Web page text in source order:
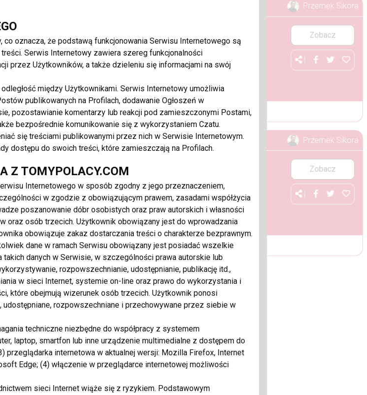
co oznacza, że podstawą funkcjonowania Serwisu Internetowego są
Serwis Internetowy zawiera szereg funkcjonalności
przez Użytkowników, a także dzieleniu się informacjami na swój
między Użytkownikami. Serwis Internetowy umożliwia
publikowanych na Profilach, dodawanie Ogłoszeń w
pozostawianie komentarzy lub reakcji pod zamieszczonymi Postami,
bezpośrednie komunikowanie się z wykorzystaniem Czatu.
się treściami publikowanymi przez nich w Serwisie Internetowym.
dostępu do swoich treści, które zamieszczają na Profilach.
Z TOMYPOLACY.COM
Internetowego w sposób zgodny z jego przeznaczeniem,
w zgodzie z obowiązującym prawem, zasadami współżycia
poszanowanie dóbr osobistych oraz praw autorskich i własności
oraz osób trzecich. Użytkownik obowiązany jest do wprowadzania
obowiązuje zakaz dostarczania treści o charakterze bezprawnym.
dane w ramach Serwisu obowiązany jest posiadać wszelkie
danych w Serwisie, w szczególności prawa autorskie lub
rozpowszechnianie, udostępnianie, publikację itd.,
w sieci Internet, systemie on-line oraz prawo do wykorzystania i
które obejmują wizerunek osób trzecich. Użytkownik ponosi
rozpowszechniane i przechowywane przez siebie w
techniczne niezbędne do współpracy z systemem
laptop, smartfon lub inne urządzenie multimedialne z dostępem do
przeglądarka internetowa w aktualnej wersji: Mozilla Firefox, Internet
Edge; (4) włączenie w przeglądarce internetowej możliwości
sieci Internet wiąże się z ryzykiem. Podstawowym
Przemek Sikora
Zobacz
|
Przemek Sikora
+49
Zobacz